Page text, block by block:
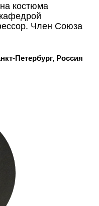
костюма
Член Союза
Петербург, Россия